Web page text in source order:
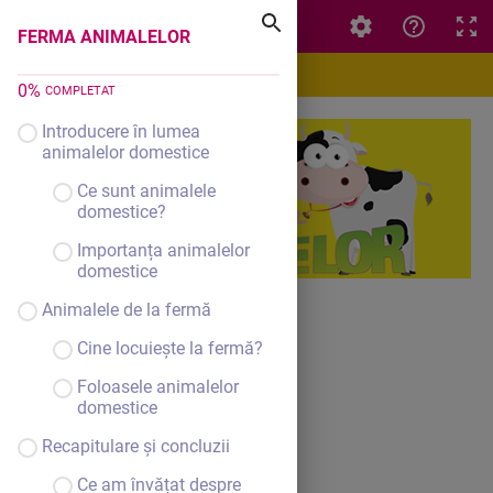
FERMA ANIMALELOR
0% COMPLETAT
Introducere în lumea
animalelor domestice
Ce sunt animalele
domestice?
Importanța animalelor
domestice
Animalele de la fermă
Cine locuiește la fermă?
Foloasele animalelor
domestice
Recapitulare și concluzii
Ce am învățat despre
FERMA ANIMALELOR
Nume:Pînzaru Iulia
Clasa:Grupa Mare
Domeniul:Științe